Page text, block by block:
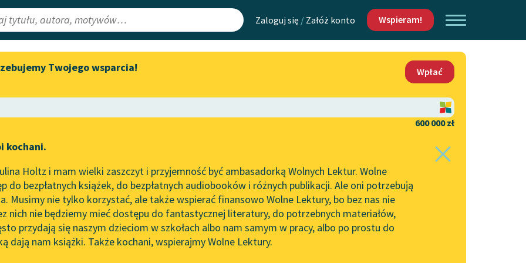
Zaloguj się / Załóż konto Wspieram!
Lektury
redakcyjne
Aktualności
Zapraszamy na spotkanie
literatury skandynawskiej
Wolne Lektury na 32.
Pol’and’Rock Festivalu
„Kochanek Lady Chatterley”
do słuchania na Wolnych
Lekturach
Nowy audiobook – „Marzenie
Mapa Wolnych Lektur
Leśmianator
API
OAI-PMH
Widget Wolnych Lektur
Kontakt
O projekcie
Zasady wykorzystania
Wolnych Lektur
Logotypy
Materiały promocyjne
Twojego wsparcia!
Wpłać
600 000 zł
kochani.
Holtz i mam wielki zaszczyt i przyjemność być ambasadorką Wolnych Lektur. Wolne
do bezpłatnych książek, do bezpłatnych audiobooków i różnych publikacji. Ale oni potrzebują
Musimy nie tylko korzystać, ale także wspierać finansowo Wolne Lektury, bo bez nas nie
nich nie będziemy mieć dostępu do fantastycznej literatury, do potrzebnych materiałów,
przydają się naszym dzieciom w szkołach albo nam samym w pracy, albo po prostu do
dają nam książki. Także kochani, wspierajmy Wolne Lektury.
Dziadek do orzechów